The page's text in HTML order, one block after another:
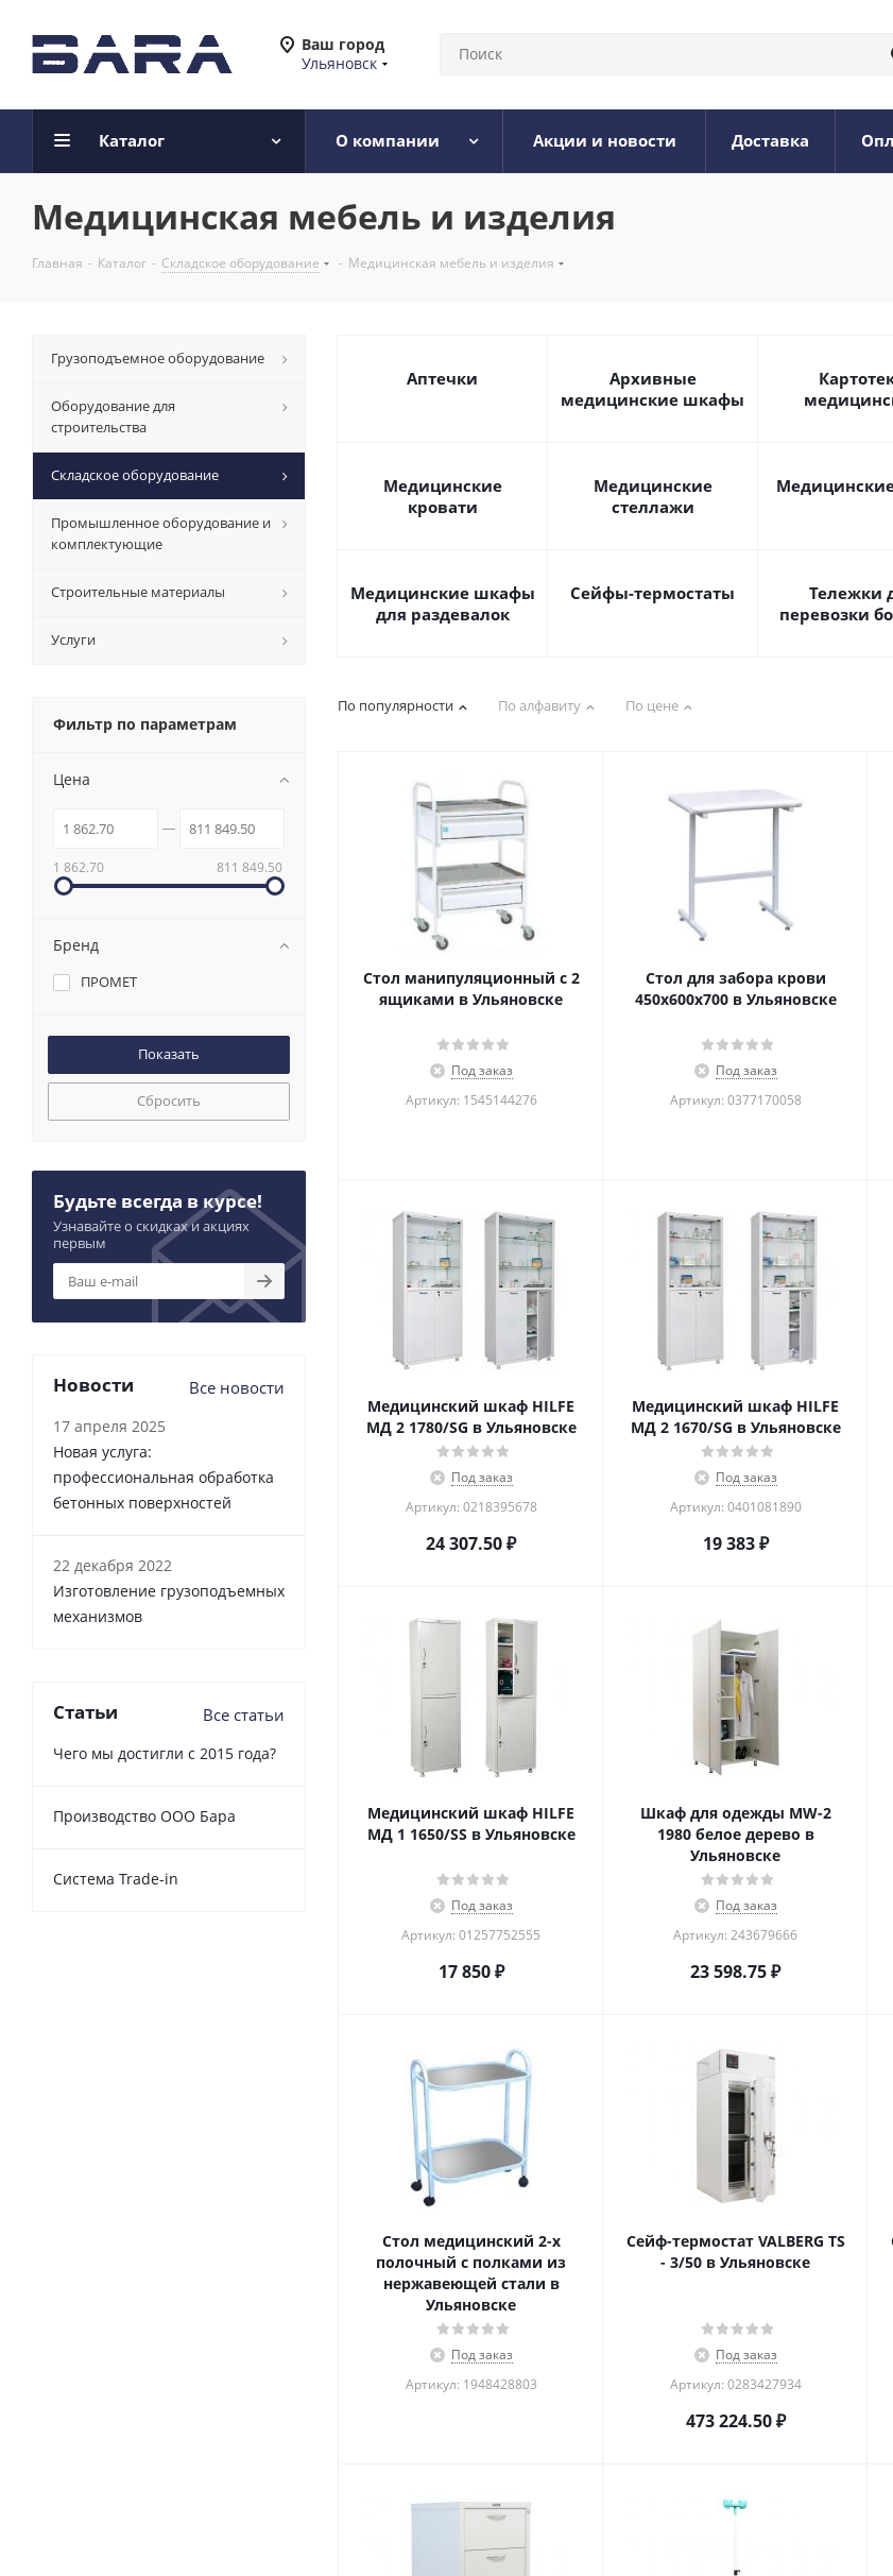
Ваш город
Ульяновск
Каталог О компании Акции и новости Доставка
Медицинская мебель и изделия
Главная - Каталог - Складское оборудование - Медицинская мебель и изделия
Аптечки
Архивные
медицинские шкафы
Медицинские
кровати
Медицинские
стеллажи
Медицинские шкафы
для раздевалок
Сейфы-термостаты
Тележки
перевозки
По популярности По алфавиту По цене
Стол манипуляционный c 2
ящиками в Ульяновске
Под заказ
Артикул: 1545144276
Стол для забора крови
450х600х700 в Ульяновске
Под заказ
Артикул: 0377170058
Медицинский шкаф HILFE
МД 2 1780/SG в Ульяновске
Под заказ
Артикул: 0218395678
24 307.50₽
Медицинский шкаф HILFE
МД 2 1670/SG в Ульяновске
Под заказ
Артикул: 0401081890
19 383₽
Медицинский шкаф HILFE
МД 1 1650/SS в Ульяновске
Под заказ
Артикул: 01257752555
17 850₽
Шкаф для одежды MW-2
1980 белое дерево в
Ульяновске
Под заказ
Артикул: 243679666
23 598.75₽
Стол медицинский 2-х
полочный с полками из
нержавеющей стали в
Ульяновске
Под заказ
Артикул: 1948428803
Сейф-термостат VALBERG TS
- 3/50 в Ульяновске
Под заказ
Артикул: 0283427934
473 224.50₽
Грузоподъемное оборудование
Оборудование для
строительства
Складское оборудование
Промышленное оборудование и
комплектующие
Строительные материалы
Услуги
Фильтр по параметрам
Цена
1 862.70 811 849.50
Бренд
ПРОМЕТ
Сбросить
Будьте всегда в курсе!
Узнавайте о скидках и акциях
первым
Новости Все новости
17 апреля 2025
Новая услуга:
профессиональная обработка
бетонных поверхностей
22 декабря 2022
Изготовление грузоподъемных
механизмов
Статьи Все статьи
Чего мы достигли с 2015 года?
Производство ООО Бара
Cистема Trade-in